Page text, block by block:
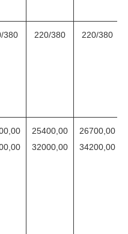
380 220/380 220/380
25400,00
32000,00
26700,00
34200,00